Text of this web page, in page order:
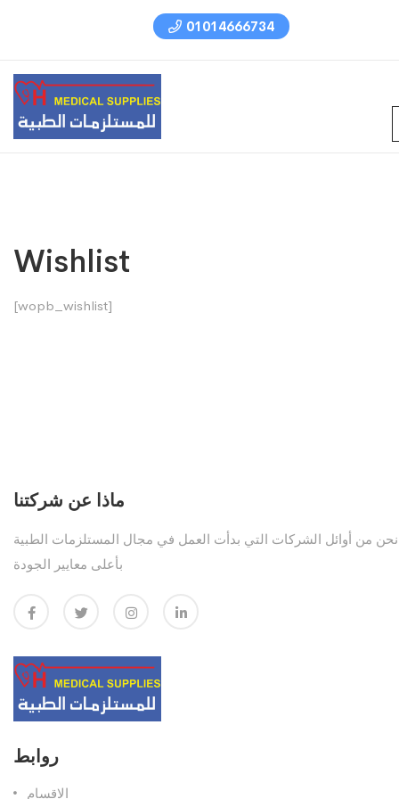
01014666734
Wishlist
[wopb_wishlist]
ماذا عن شركتنا
نحن من أوائل الشركات التي بدأت العمل في مجال المستلزمات الطبية
بأعلى معايير الجودة
روابط
الاقسام